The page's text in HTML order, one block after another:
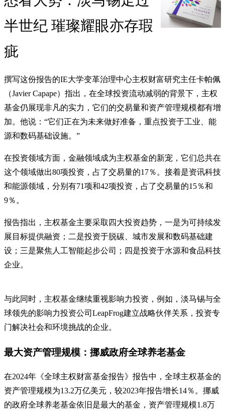
半世纪 璀璨耀眼亦存瑕
疵
撰写这份报告的IE大学变革治理中心主权财富研究主任卡帕佩
（Javier Capape）指出，在全球投资流动减弱的背景下，主权
基金仍展现非凡的实力，它们的交易量和资产管理规模都有增
加。他说：“它们正在为未来做好准备，重点投资于工业、能
源和数码基础设施。”
在投资领域方面，金融领域成为主权基金的新宠，它们总共在
这个领域做出80项投资，占了交易量的17％。接着是资讯科技
和能源领域，分别有71项和42项投资，占了交易量的15％和
9％。
报告指出，主权基金主要采取四大投资趋势，一是为可持续发
展目标提供融资；二是投资于脱碳、城市发展和数码基础建
设；三是聚焦人工智能起步公司；四是投资于水源和食品科技
企业。
与此同时，主权基金继续重视影响力投资，例如，淡马锡与全
球领先的影响力投资公司LeapFrog建立战略伙伴关系，投资专
门解决社会和环境挑战的企业。
最大资产管理规模：挪威政府全球养老基金
在2024年《全球主权财富基金报告》报告中，全球主权基金的
资产管理规模为13.2万亿美元，较2023年报告增长14％。挪威
的政府全球养老基金依旧是最大的基金，资产管理规模1.8万